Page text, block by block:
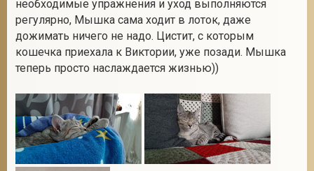
необходимые упражнения и уход выполняются
регулярно, Мышка сама ходит в лоток, даже
дожимать ничего не надо. Цистит, с которым
кошечка приехала к Виктории, уже позади. Мышка
теперь просто наслаждается жизнью))